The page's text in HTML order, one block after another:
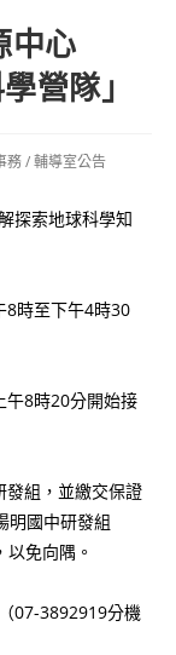
中心
營隊」
務/輔導室公告
探索地球科學知
8時至下午4時30
午8時20分開始接
發組，並繳交保證
明國中研發組
免向隅。
07-3892919分機